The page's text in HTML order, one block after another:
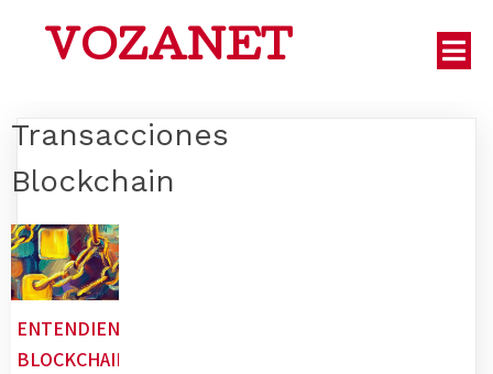
VOZANET
Transacciones
Blockchain
ENTENDIENDO
BLOCKCHAIN